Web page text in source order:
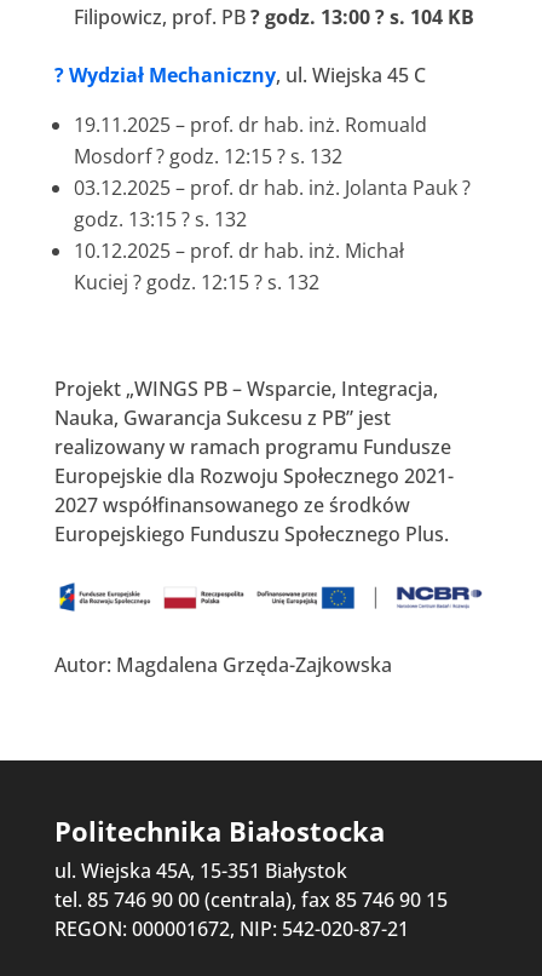
Filipowicz, prof. PB? godz. 13:00 ? s. 104 KB
?Wydział Mechaniczny, ul. Wiejska 45 C
19.11.2025 – prof. dr hab. inż. Romuald
Mosdorf ? godz. 12:15 ? s. 132
03.12.2025 – prof. dr hab. inż. Jolanta Pauk ?
godz. 13:15 ? s. 132
10.12.2025 – prof. dr hab. inż. Michał
Kuciej ? godz. 12:15 ? s. 132
Projekt „WINGS PB – Wsparcie, Integracja,
Nauka, Gwarancja Sukcesu z PB” jest
realizowany w ramach programu Fundusze
Europejskie dla Rozwoju Społecznego 2021-
2027 współfinansowanego ze środków
Europejskiego Funduszu Społecznego Plus.
Autor: Magdalena Grzęda-Zajkowska
Politechnika Białostocka
ul. Wiejska 45A, 15-351 Białystok
tel. 85 746 90 00 (centrala), fax 85 746 90 15
REGON: 000001672, NIP: 542-020-87-21